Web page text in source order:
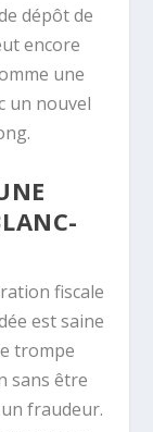
dépôt de
encore
une
un nouvel
fiscale
est saine
trompe
sans être
fraudeur.